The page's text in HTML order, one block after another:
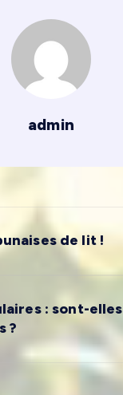
admin
de lit !
: sont-elles
?